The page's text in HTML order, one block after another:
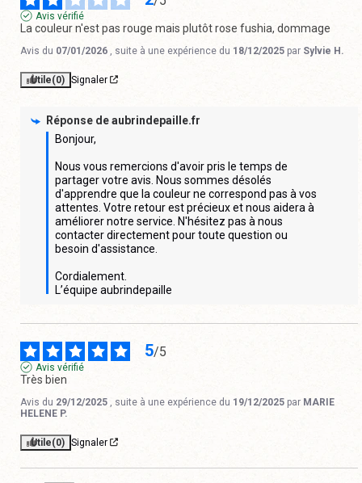
Avis vérifié
La couleur n'est pas rouge mais plutôt rose fushia, dommage
Avis du 07/01/2026 , suite à une expérience du 18/12/2025 par Sylvie H.
Utile(0) Signaler
Réponse deaubrindepaille.fr
Bonjour,
Nous vous remercions d'avoir pris le temps de
partager votre avis. Nous sommes désolés
d'apprendre que la couleur ne correspond pas à vos
attentes. Votre retour est précieux et nous aidera à
améliorer notre service. N'hésitez pas à nous
contacter directement pour toute question ou
besoin d'assistance.
Cordialement.
L’équipe aubrindepaille
5/5
Avis vérifié
Très bien
Avis du 29/12/2025 , suite à une expérience du 19/12/2025 par MARIE
HELENE P.
Utile(0) Signaler